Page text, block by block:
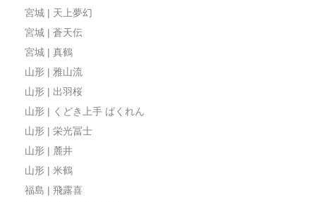
宮城 | 天上夢幻
宮城 | 蒼天伝
宮城 | 真鶴
山形 | 雅山流
山形 | 出羽桜
山形 | くどき上手 ばくれん
山形 | 栄光冨士
山形 | 麓井
山形 | 米鶴
福島 | 飛露喜